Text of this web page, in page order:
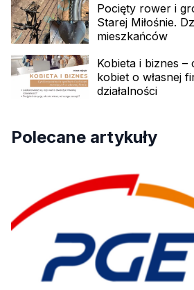
Pocięty rower i
Starej Miłośnie.
mieszkańców
Kobieta i biznes
kobiet o własnej
działalności
Polecane artykuły